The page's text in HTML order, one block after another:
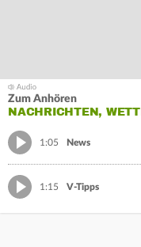
Zum Anhören
NACHRICHTEN,
1:05 News
1:15 V-Tipps